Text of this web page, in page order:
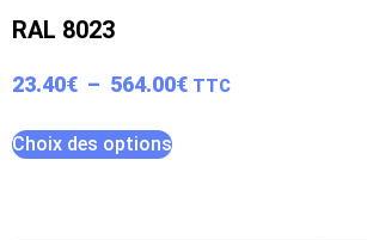
RAL 8023
23.40€ – 564.00€ TTC
Choix des options